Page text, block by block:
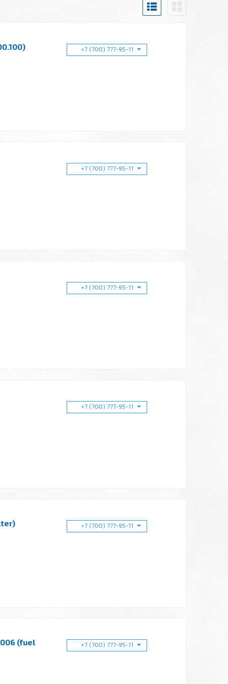
+7 (700) 777-95-11
+7 (700) 777-95-11
+7 (700) 777-95-11
+7 (700) 777-95-11
+7 (700) 777-95-11
+7 (700) 777-95-11
(fuel